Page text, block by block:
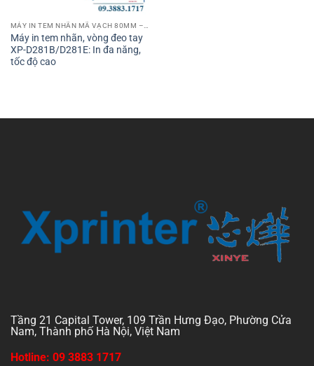
Máy in tem nhãn, vòng đeo tay
XP-D281B/D281E: In đa năng,
tốc độ cao
Tầng 21 Capital Tower, 109 Trần Hưng Đạo, Phường Cửa
Nam, Thành phố Hà Nội, Việt Nam
Hotline: 09 3883 1717